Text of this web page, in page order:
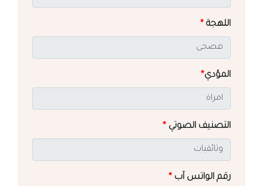
اللهجة *
المؤدي*
التصنيف الصوتي *
رقم الواتس آب *